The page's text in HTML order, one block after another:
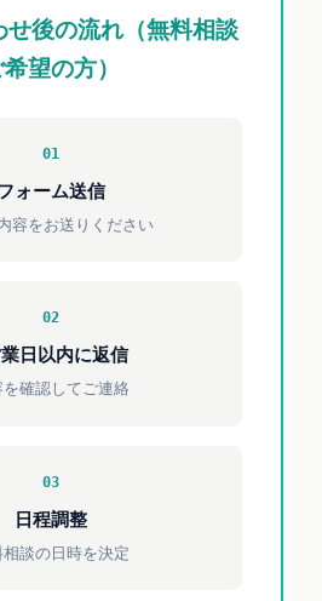
せ後の流れ（無料相談
希望の方）
01
ォーム送信
容をお送りください
02
日以内に返信
を確認してご連絡
03
日程調整
相談の日時を決定